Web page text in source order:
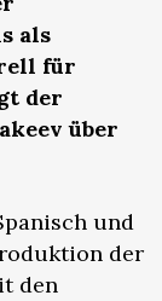
als
für
der
über
und
der
den